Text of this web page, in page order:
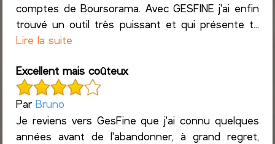
comptes de Boursorama. Avec GESFINE j'ai enfin
trouvé un outil très puissant et qui présente t...
Lire la suite
Excellent mais coûteux
ParBruno
Je reviens vers GesFine que j'ai connu quelques
années avant de l'abandonner, à grand regret,